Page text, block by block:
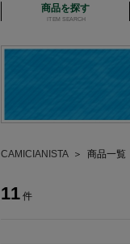
商品を探す
ITEM SEARCH
CAMICIANISTA＞ 商品一覧
11 件